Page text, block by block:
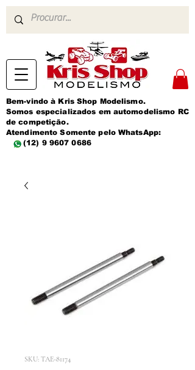
Bem-vindo à Kris Shop Modelismo.
Somos especializados em automodelismo RC
de competição.
Atendimento Somente pelo WhatsApp:
(12) 9 9607 0686
SKU: TAE-81174